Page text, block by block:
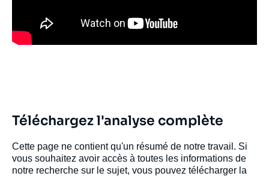
Téléchargez l'analyse complète
Cette page ne contient qu'un résumé de notre travail. Si
vous souhaitez avoir accès à toutes les informations de
notre recherche sur le sujet, vous pouvez télécharger la
de
couverture
la
publication